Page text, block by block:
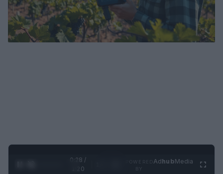
0:29 /
1:20
AdhubMedia